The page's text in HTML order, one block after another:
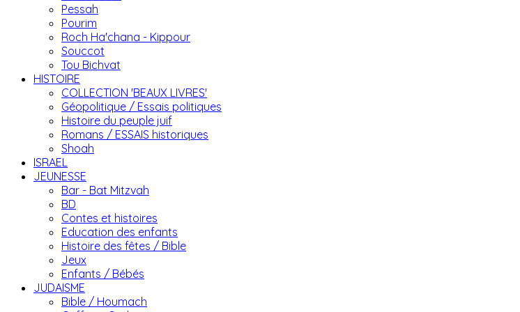
Pessah
Pourim
Roch Ha'chana - Kippour
Souccot
Tou Bichvat
HISTOIRE
COLLECTION 'BEAUX LIVRES'
Géopolitique / Essais politiques
Histoire du peuple juif
Romans / ESSAIS historiques
Shoah
ISRAEL
JEUNESSE
Bar - Bat Mitzvah
BD
Contes et histoires
Education des enfants
Histoire des fêtes / Bible
Jeux
Enfants / Bébés
JUDAISME
Bible / Houmach